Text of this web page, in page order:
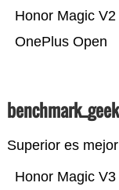
OnePlus Open
Honor Magic V2
Superior es mejor
Honor Magic V3